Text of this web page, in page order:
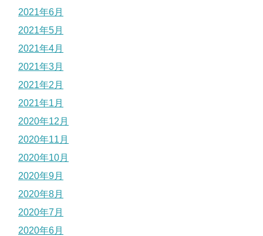
2021年6月
2021年5月
2021年4月
2021年3月
2021年2月
2021年1月
2020年12月
2020年11月
2020年10月
2020年9月
2020年8月
2020年7月
2020年6月